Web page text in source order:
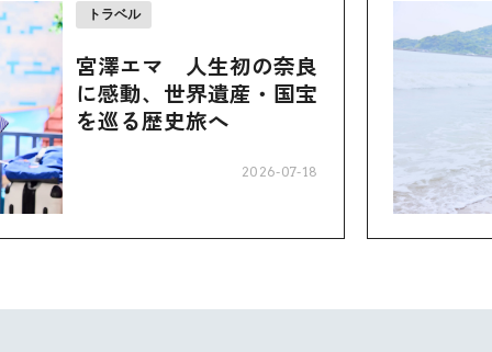
トラベル
宮澤エマ 人生初の奈良
に感動、世界遺産・国宝
を巡る歴史旅へ
2026-07-18